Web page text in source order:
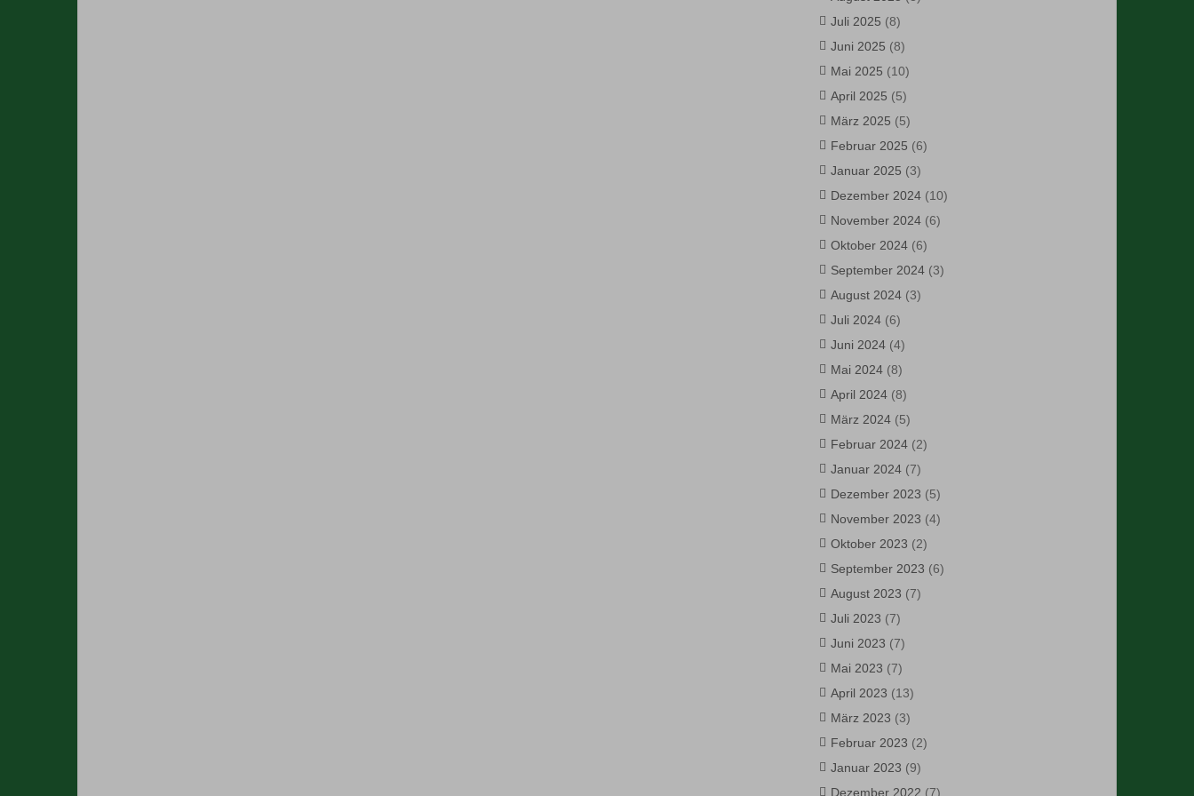
Juli 2025 (8)
Juni 2025 (8)
Mai 2025 (10)
April 2025 (5)
März 2025 (5)
Februar 2025 (6)
Januar 2025 (3)
Dezember 2024(10)
November 2024(6)
Oktober 2024(6)
September 2024(3)
August 2024(3)
Juli 2024(6)
Juni 2024(4)
Mai 2024(8)
April 2024(8)
März 2024(5)
Februar 2024(2)
Januar 2024(7)
Dezember 2023 (5)
November 2023 (4)
Oktober 2023 (2)
September 2023 (6)
August 2023 (7)
Juli 2023 (7)
Juni 2023 (7)
Mai 2023 (7)
April 2023 (13)
März 2023 (3)
Februar 2023 (2)
Januar 2023 (9)
Dezember 2022 (7)